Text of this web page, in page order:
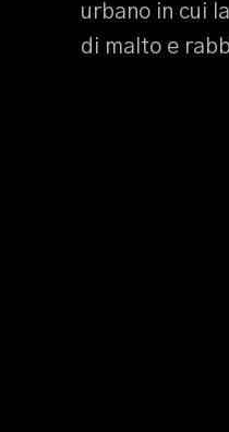
urbano in cui
di malto e